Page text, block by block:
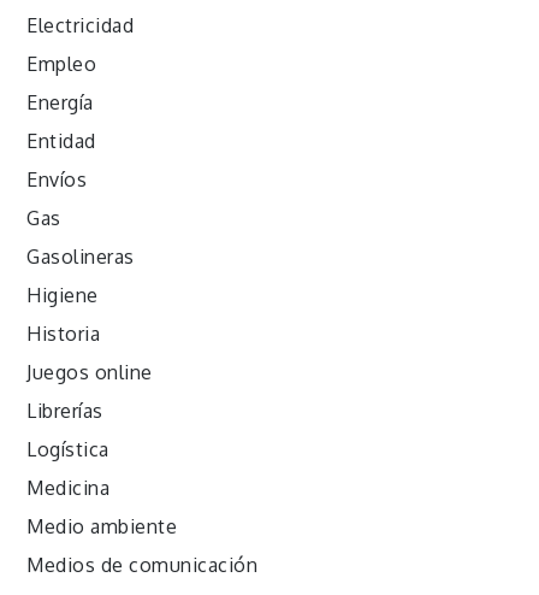
Electricidad
Empleo
Energía
Entidad
Envíos
Gas
Gasolineras
Higiene
Historia
Juegos online
Librerías
Logística
Medicina
Medio ambiente
Medios de comunicación